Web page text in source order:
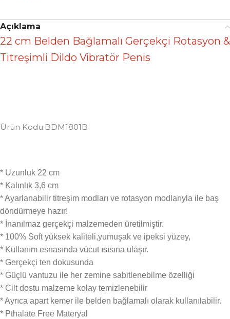
Açıklama
22 cm Belden Bağlamalı Gerçekçi Rotasyon &
Titreşimli Dildo Vibratör Penis
Ürün Kodu:BDM1801B
* Uzunluk 22 cm
* Kalınlık 3,6 cm
* Ayarlanabilir titreşim modları ve rotasyon modlarıyla ile baş
döndürmeye hazır!
* İnanılmaz gerçekçi malzemeden üretilmiştir.
* 100% Soft yüksek kaliteli,yumuşak ve ipeksi yüzey,
* Kullanım esnasında vücut ısısına ulaşır.
* Gerçekçi ten dokusunda
* Güçlü vantuzu ile her zemine sabitlenebilme özelliği
* Cilt dostu malzeme kolay temizlenebilir
* Ayrıca apart kemer ile belden bağlamalı olarak kullanılabilir.
* Pthalate Free Materyal